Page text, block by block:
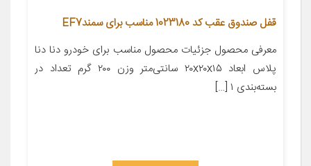
قفل صندوق عقب کد 1023180 مناسب برای سمندEF7
معرفی محصول جزئیات محصول مناسب برای خودرو دنا دنا
پلاس ابعاد ۲۰x۲۰x۱۵ سانتی‌متر وزن ۲۰۰ گرم تعداد در
بسته‌بندی ۱ […]